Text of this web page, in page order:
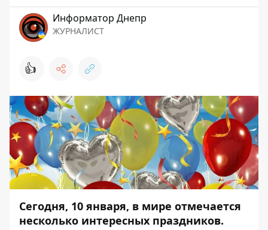
Информатор Днепр
ЖУРНАЛИСТ
👍
Сегодня, 10 января, в мире отмечается
несколько интересных праздников.